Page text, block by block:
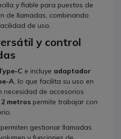
y fiable para puestos de
de llamadas, combinando
de uso.
y control
C e incluye adaptador
A, lo que facilita su uso en
necesidad de accesorios
2 metros permite trabajar con
permiten gestionar llamadas